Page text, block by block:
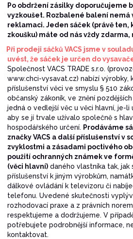
Po obdržení zásilky doporučujeme
vyzkoušet. Rozbalené balení nemá
reklamaci. Jeden sáček (právě ten,
zkoušku) máte od nás vždy
Při prodeji sáčků VACS jsme v
uvést, že sáček je určen do
Společnost VACS TRADE s.r.o.
www.chci-vysavat.cz) nabízí výrobky,
příslušenství věci ve smyslu § 510
občanský zákoník, ve znění
jedná o vedlejší věc u věci hlavní, je-li
aby se jí trvale užívalo společně s
hospodářského určení. Prodáváme
značky VACS a další příslušenství v
zvyklostmi a zásadami poctivého
použití ochranných známek ve
(věci hlavní) daného vlastníka tak, jak
příslušenství k jiným výrobkům,
dálkové ovládání k televizoru či
telefonu. Uvedené skutečnosti
rozhodovací praxe a z právních
respektujeme a dodržujeme. V
potřebujete podrobnější informace,
kontaktovat.